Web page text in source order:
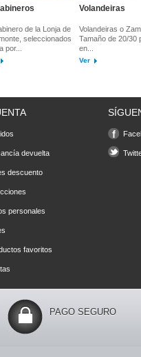
de la Lonja de
seleccionados
por...
Volandeiras
Volandeiras o
Tamaño de 20/30
en...
Ver
devuelta
descuento
personales
favoritos
PAGO SEGURO